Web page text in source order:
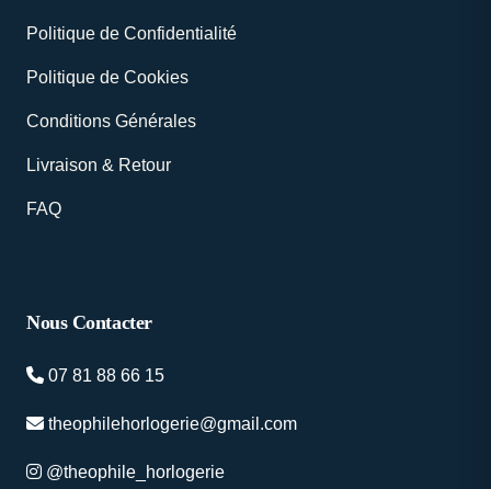
Politique de Confidentialité
Politique de Cookies
Conditions Générales
Livraison & Retour
FAQ
Nous Contacter
07 81 88 66 15
theophilehorlogerie@gmail.com
@theophile_horlogerie